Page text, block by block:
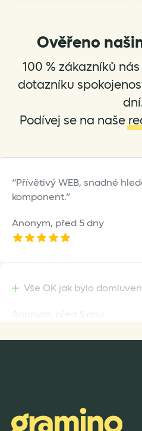
options
may
be
chosen
on
product
Ověřeno
100 % zákazníků
dotazníku
Podívej se na naše
Přívětivý WEB, snadné
komponent.
Anonym, před 5 dny
Vše OK jak bylo
Anonym,před 6 dny